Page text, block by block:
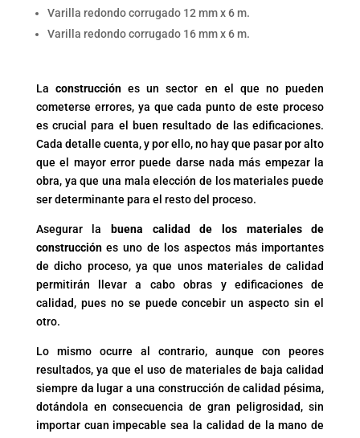
Varilla redondo corrugado 12 mm x 6 m.
Varilla redondo corrugado 16 mm x 6 m.
La construcciónes un sector en el que no pueden
cometerse errores, ya que cada punto de este proceso
es crucial para el buen resultado de las edificaciones.
Cada detalle cuenta, y por ello, no hay que pasar por alto
que el mayor error puede darse nada más empezar la
obra, ya que una mala elección de los materiales puede
ser determinante para el resto del proceso.
Asegurar la
buena calidad de los materiales de
construcciónes uno de los aspectos más importantes
de dicho proceso, ya que unos materiales de calidad
permitirán llevar a cabo obras y edificaciones de
calidad, pues no se puede concebir un aspecto sin el
otro.
Lo mismo ocurre al contrario, aunque con peores
resultados, ya que el uso de materiales de baja calidad
siempre da lugar a una construcción de calidad pésima,
dotándola en consecuencia de gran peligrosidad, sin
importar cuan impecable sea la calidad de la mano de